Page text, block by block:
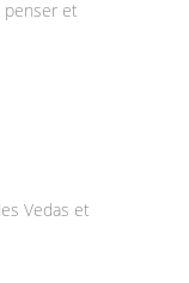
penser et
Vedas et